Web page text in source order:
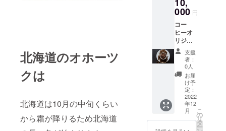
北海道のオホーツ
クは
北海道は10月の中旬くらい
から霜が降りるため北海道
風通し
が良
の当た
らない
常温の
場所で
保管す
ること
をおす
すめし
ます。
リター
ン金額
は送料
込みの
たしま
す。 基
本的に
は冷蔵
庫に入
れるよ
りも、
風通し
が良
く、日
の当た
らない
常温の
場所で
保管す
10,
000 円
コー
ヒーオ
リジナ
ルブレ
ンド詰
（200g
入×2）
当店の
使用し
ている
ブレン
ドコー
ヒーを
支援
者：
0人
お届
け予
定：
2022
年12
月
こ
の
リ
タ
ー